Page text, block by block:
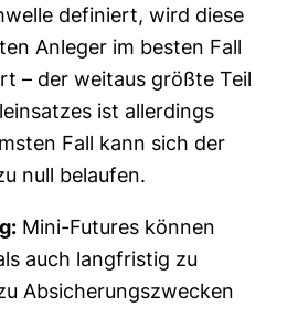
definiert, wird diese
Anleger im besten Fall
– der weitaus größte Teil
ist allerdings
Fall kann sich der
null belaufen.
Mini-Futures können
auch langfristig zu
Absicherungszwecken